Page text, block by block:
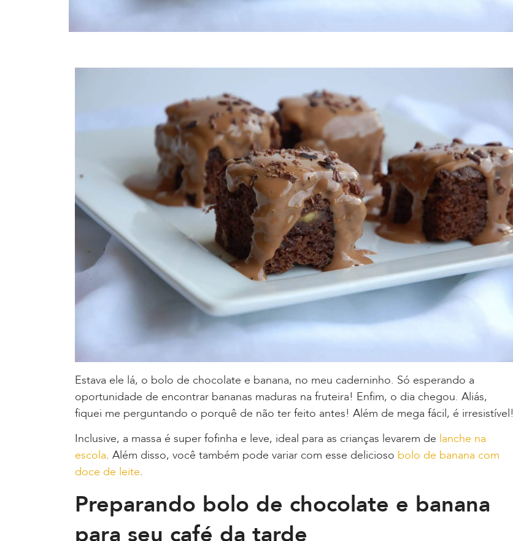
Estava ele lá, o bolo de chocolate e banana, no meu caderninho. Só esperando a
oportunidade de encontrar bananas maduras na fruteira! Enfim, o dia chegou. Aliás,
fiquei me perguntando o porquê de não ter feito antes! Além de mega fácil, é irresistível!
Inclusive, a massa é super fofinha e leve, ideal para as crianças levarem de lanche na
escola. Além disso, você também pode variar com esse delicioso bolo de banana com
doce de leite.
Preparando bolo de chocolate e banana
para seu café da tarde